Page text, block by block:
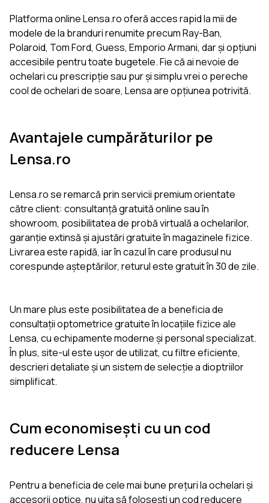
Platforma online Lensa.ro oferă acces rapid la mii de
modele de la branduri renumite precum Ray-Ban,
Polaroid, Tom Ford, Guess, Emporio Armani, dar și opțiuni
accesibile pentru toate bugetele. Fie că ai nevoie de
ochelari cu prescripție sau pur și simplu vrei o pereche
cool de ochelari de soare, Lensa are opțiunea potrivită.
Avantajele cumpărăturilor pe
Lensa.ro
Lensa.ro se remarcă prin servicii premium orientate
către client: consultanță gratuită online sau în
showroom, posibilitatea de probă virtuală a ochelarilor,
garanție extinsă și ajustări gratuite în magazinele fizice.
Livrarea este rapidă, iar în cazul în care produsul nu
corespunde așteptărilor, returul este gratuit în 30 de zile.
Un mare plus este posibilitatea de a beneficia de
consultații optometrice gratuite în locațiile fizice ale
Lensa, cu echipamente moderne și personal specializat.
În plus, site-ul este ușor de utilizat, cu filtre eficiente,
descrieri detaliate și un sistem de selecție a dioptriilor
simplificat.
Cum economisești cu un cod
reducere Lensa
Pentru a beneficia de cele mai bune prețuri la ochelari și
accesorii optice, nu uita să folosești un cod reducere